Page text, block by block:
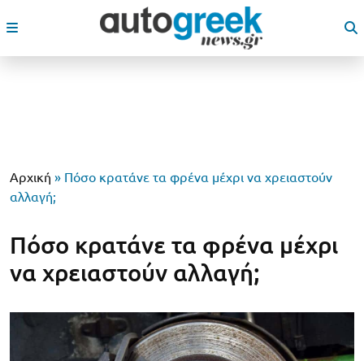
Αρχική » Πόσο κρατάνε τα φρένα μέχρι να χρειαστούν
αλλαγή;
Πόσο κρατάνε τα φρένα μέχρι
να χρειαστούν αλλαγή;